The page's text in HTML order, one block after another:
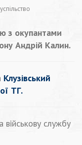
з окупантами
Андрій Калин.
Клузівський
ТГ.
військову службу